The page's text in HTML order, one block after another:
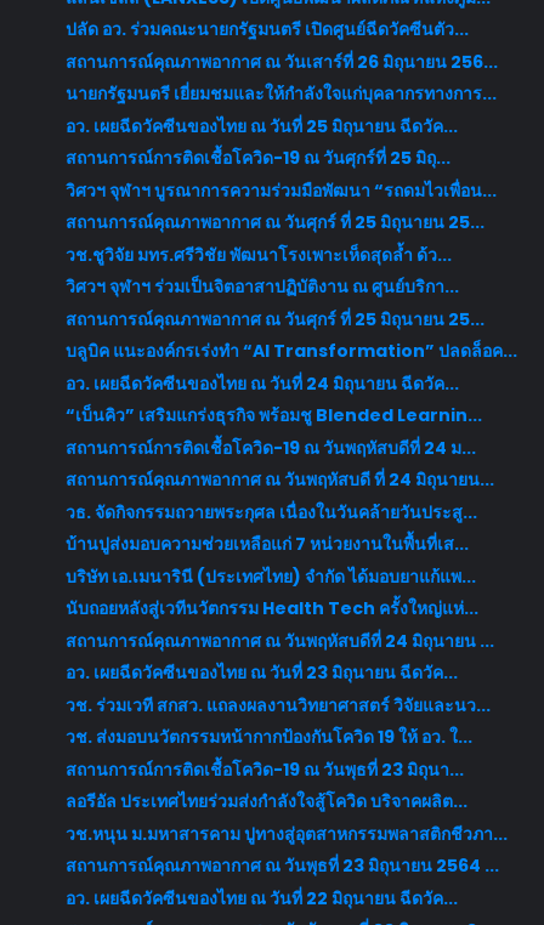
ปลัด อว. ร่วมคณะนายกรัฐมนตรี เปิดศูนย์ฉีดวัคซีนตัว...
สถานการณ์คุณภาพอากาศ ณ วันเสาร์ที่ 26 มิถุนายน 256...
นายกรัฐมนตรี เยี่ยมชมและให้กำลังใจแก่บุคลากรทางการ...
อว. เผยฉีดวัคซีนของไทย ณ วันที่ 25 มิถุนายน ฉีดวัค...
สถานการณ์การติดเชื้อโควิด-19 ณ วันศุกร์ที่ 25 มิถุ...
วิศวฯ จุฬาฯ บูรณาการความร่วมมือพัฒนา “รถดมไวเพื่อน...
สถานการณ์คุณภาพอากาศ ณ วันศุกร์ ที่ 25 มิถุนายน 25...
วช.ชูวิจัย มทร.ศรีวิชัย พัฒนาโรงเพาะเห็ดสุดล้ำ ด้ว...
วิศวฯ จุฬาฯ ร่วมเป็นจิตอาสาปฏิบัติงาน ณ ศูนย์บริกา...
สถานการณ์คุณภาพอากาศ ณ วันศุกร์ ที่ 25 มิถุนายน 25...
บลูบิค แนะองค์กรเร่งทำ “AI Transformation” ปลดล็อค...
อว. เผยฉีดวัคซีนของไทย ณ วันที่ 24 มิถุนายน ฉีดวัค...
“เบ็นคิว” เสริมแกร่งธุรกิจ พร้อมชู Blended Learnin...
สถานการณ์การติดเชื้อโควิด-19 ณ วันพฤหัสบดีที่ 24 ม...
สถานการณ์คุณภาพอากาศ ณ วันพฤหัสบดี ที่ 24 มิถุนายน...
วธ. จัดกิจกรรมถวายพระกุศล เนื่องในวันคล้ายวันประสู...
บ้านปูส่งมอบความช่วยเหลือแก่ 7 หน่วยงานในพื้นที่เส...
บริษัท เอ.เมนารินี (ประเทศไทย) จำกัด ได้มอบยาแก้แพ...
นับถอยหลังสู่เวทีนวัตกรรม Health Tech ครั้งใหญ่แห่...
สถานการณ์คุณภาพอากาศ ณ วันพฤหัสบดีที่ 24 มิถุนายน ...
อว. เผยฉีดวัคซีนของไทย ณ วันที่ 23 มิถุนายน ฉีดวัค...
วช. ร่วมเวที สกสว. แถลงผลงานวิทยาศาสตร์ วิจัยและนว...
วช. ส่งมอบนวัตกรรมหน้ากากป้องกันโควิด 19 ให้ อว. ใ...
สถานการณ์การติดเชื้อโควิด-19 ณ วันพุธที่ 23 มิถุนา...
ลอรีอัล ประเทศไทยร่วมส่งกำลังใจสู้โควิด บริจาคผลิต...
วช.หนุน ม.มหาสารคาม ปูทางสู่อุตสาหกรรมพลาสติกชีวภา...
สถานการณ์คุณภาพอากาศ ณ วันพุธที่ 23 มิถุนายน 2564 ...
อว. เผยฉีดวัคซีนของไทย ณ วันที่ 22 มิถุนายน ฉีดวัค...